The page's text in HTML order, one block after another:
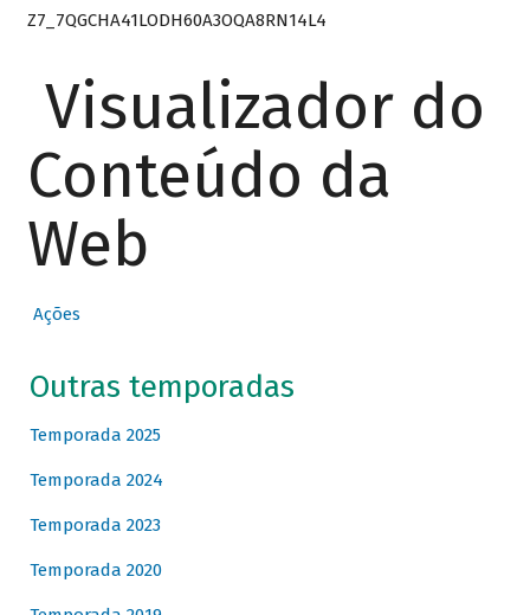
Z7_7QGCHA41LODH60A3OQA8RN14L4
Visualizador do
Conteúdo da
Web
Ações
Outras temporadas
Temporada 2025
Temporada 2024
Temporada 2023
Temporada 2020